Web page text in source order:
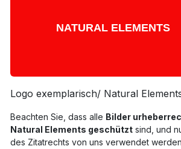
Logo exemplarisch/ Natural
Beachten Sie, dass alle Bilder
Natural Elements geschütztsind, und
des Zitatrechts von uns verwendet